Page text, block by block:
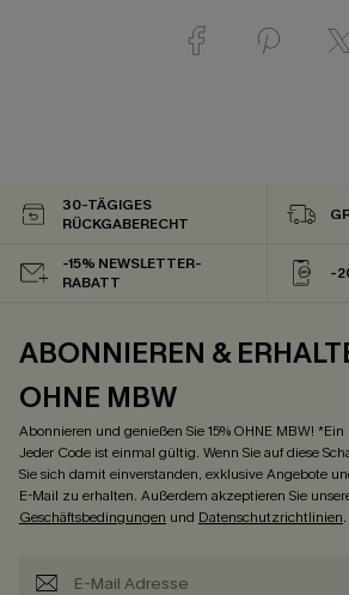
30-TÄGIGES
RÜCKGABERECHT
-15% NEWSLETTER-
RABATT
-
ABONNIEREN &
OHNE MBW
Abonnieren und genießen Sie 15% OHNE MBW!
Jeder Code ist einmal gültig. Wenn Sie auf diese
Sie sich damit einverstanden, exklusive Angebote
E-Mail zu erhalten. Außerdem akzeptieren Sie
Geschäftsbedingungen und Datenschutzrichtlinien